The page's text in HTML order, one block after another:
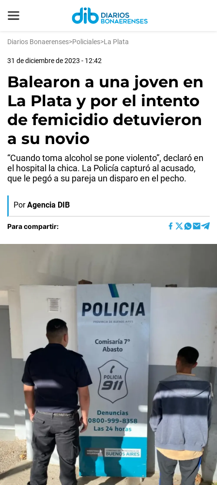
Diarios Bonaerenses>Policiales>La Plata
31 de diciembre de 2023 - 12:42
Balearon a una joven en
La Plata y por el intento
de femicidio detuvieron
a su novio
“Cuando toma alcohol se pone violento”, declaró en
el hospital la chica. La Policía capturó al acusado,
que le pegó a su pareja un disparo en el pecho.
Por Agencia DIB
Para compartir: